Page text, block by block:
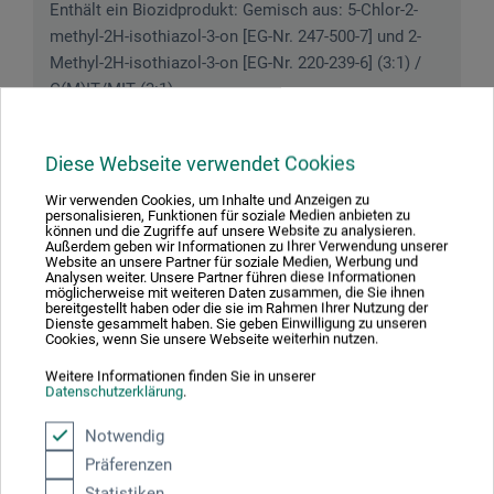
Diese Webseite verwendet Cookies
Wir verwenden Cookies, um Inhalte und Anzeigen zu
personalisieren, Funktionen für soziale Medien anbieten zu
können und die Zugriffe auf unsere Website zu analysieren.
Außerdem geben wir Informationen zu Ihrer Verwendung unserer
Website an unsere Partner für soziale Medien, Werbung und
Analysen weiter. Unsere Partner führen diese Informationen
möglicherweise mit weiteren Daten zusammen, die Sie ihnen
bereitgestellt haben oder die sie im Rahmen Ihrer Nutzung der
Dienste gesammelt haben. Sie geben Einwilligung zu unseren
Cookies, wenn Sie unsere Webseite weiterhin nutzen.
Weitere Informationen finden Sie in unserer
Datenschutzerklärung.
Notwendig
Präferenzen
Enthält ein Biozidprodukt: Gemisch aus: 5-Chlor-2-
methyl-2H-isothiazol-3-on [EG-Nr. 247-500-7] und 2-
Methyl-2H-isothiazol-3-on [EG-Nr. 220-239-6] (3:1) /
C(M)IT/MIT (3:1).
Produktbewertungen (1)
Kundenbewertungen für "Textil"
Sortierung:
4 Sterne
3 Sterne